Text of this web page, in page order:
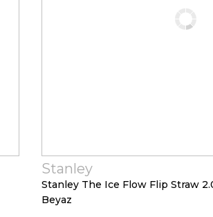
Stanley
Stanley The Ice Flow Flip Straw
Beyaz